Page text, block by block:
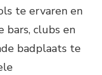
te ervaren en
bars, clubs en
badplaats te